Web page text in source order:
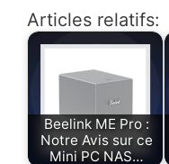
Articles relatifs:
Beelink ME Pro :
Notre Avis sur ce
Mini PC NAS…